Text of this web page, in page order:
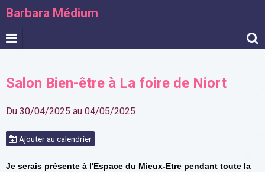
Barbara Médium
Salon Bien-être à La foire de Niort
Du 30/04/2025 au 04/05/2025
Ajouter au calendrier
Je serais présente à l'Espace du Mieux-Etre pendant toute la